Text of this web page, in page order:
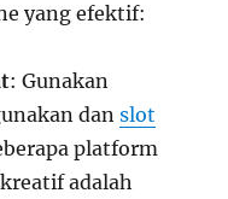
yang efektif:
: Gunakan
danslot
platform
adalah